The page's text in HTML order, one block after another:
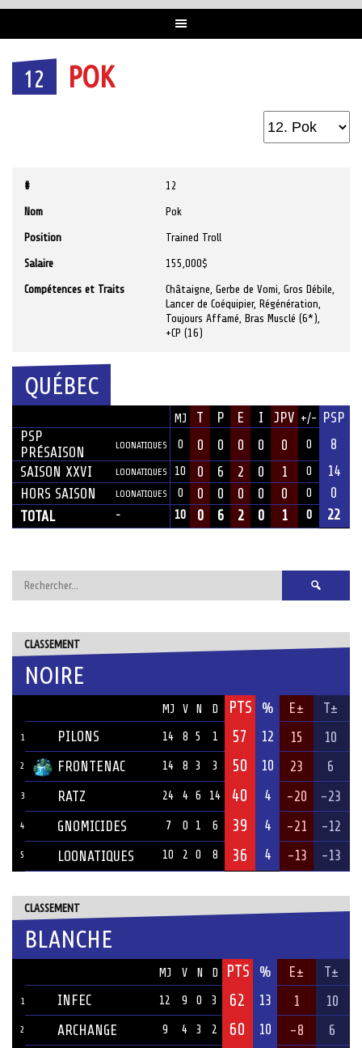
12 POK
# 12
Nom Pok
Position Trained Troll
Salaire 155,000$
Compétences et Traits
Châtaigne, Gerbe de Vomi, Gros Débile,
Lancer de Coéquipier, Régénération,
Toujours Affamé, Bras Musclé (6*),
+CP (16)
QUÉBEC
MJ T P E I JPV +/- PSP
PSP
PRÉSAISON
LOONATIQUES 0 0 0 0 0 0 0
8
SAISON XXVI
LOONATIQUES 10 0 6 2 0 1 0
14
HORS SAISON
LOONATIQUES 0 0 0 0 0 0 0
0
TOTAL
- 10 0 6 2 0 1 0 22
Rechercher :
CLASSEMENT
NOIRE
MJ V N D PTS % E± T±
1 PILONS 14 8 5 1 57 12 15 10
2 FRONTENAC 14 8 3 3 50 10 23 6
3 RATZ 24 4 6 14 40 4 -20 -23
4 GNOMICIDES 7 0 1 6 39 4 -21 -12
5 LOONATIQUES 10 2 0 8 36 4 -13 -13
CLASSEMENT
BLANCHE
MJ V N D PTS % E± T±
1 INFEC 12 9 0 3 62 13 1 10
2 ARCHANGE 9 4 3 2 60 10 -8 6